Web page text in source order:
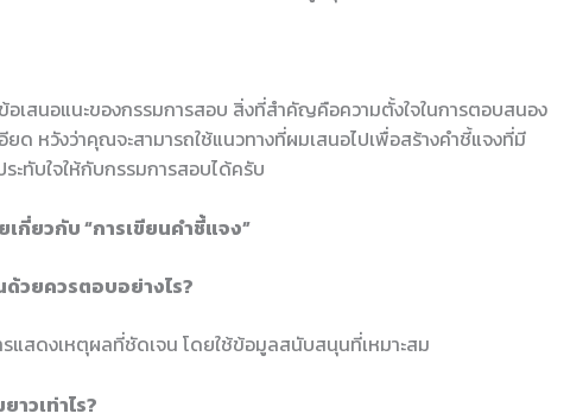
อเสนอแนะของกรรมการสอบ สิ่งที่สำคัญคือความตั้งใจในการตอบสนอง
อียด หวังว่าคุณจะสามารถใช้แนวทางที่ผมเสนอไปเพื่อสร้างคำชี้แจงที่มี
ะทับใจให้กับกรรมการสอบได้ครับ
กี่ยวกับ “การเขียนคำชี้แจง”
ด้วยควรตอบอย่างไร?
สดงเหตุผลที่ชัดเจน โดยใช้ข้อมูลสนับสนุนที่เหมาะสม
าวเท่าไร?